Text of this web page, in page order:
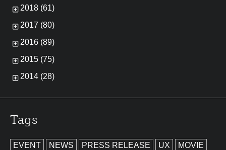
2018 (61)
2017 (80)
2016 (89)
2015 (75)
2014 (28)
Tags
EVENT NEWS PRESS RELEASE UX
MOVIE